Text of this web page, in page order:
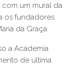
com um mural da
os fundadores
da Graça.
a Academia
de última